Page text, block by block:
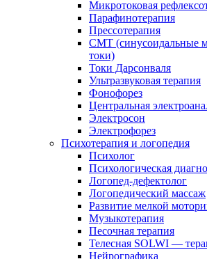
Микротоковая
Парафинотерапия
Прессотерапия
СМТ (синусоидальные
токи)
Токи Дарсонваля
Ультразвуковая терапия
Фонофорез
Центральная
Электросон
Электрофорез
Психотерапия и логопедия
Психолог
Психологическая
Логопед-дефектолог
Логопедический массаж
Развитие мелкой
Музыкотерапия
Песочная терапия
Телесная SOLWI —
Нейрографика